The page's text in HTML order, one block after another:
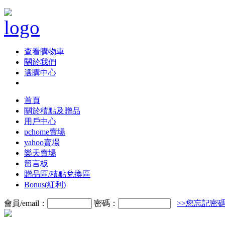
查看購物車
關於我們
選購中心
首頁
關於積點及贈品
用戶中心
pchome賣場
yahoo賣場
樂天賣場
留言板
贈品區/積點兌換區
Bonus(紅利)
會員/email： 密碼： >>您忘記密